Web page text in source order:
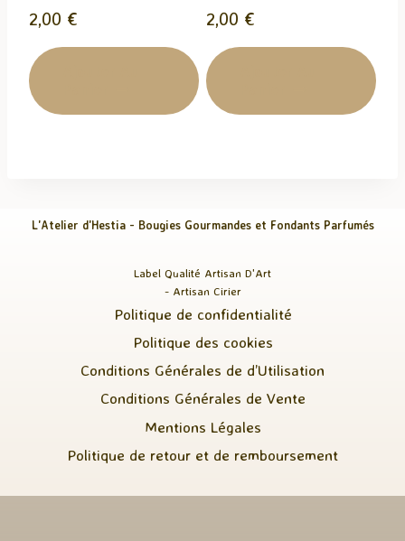
2,00 € 2,00 €
L'Atelier d'Hestia - Bougies Gourmandes et Fondants Parfumés
Label Qualité Artisan D'Art
- Artisan Cirier
Politique de confidentialité
Politique des cookies
Conditions Générales de d’Utilisation
Conditions Générales de Vente
Mentions Légales
Politique de retour et de remboursement